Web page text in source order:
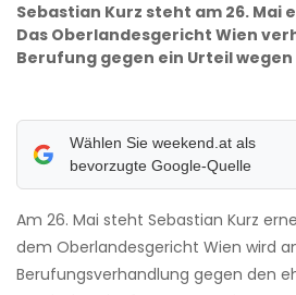
Sebastian Kurz steht am 26. Mai
Das Oberlandesgericht Wien
Berufung gegen ein Urteil
Wählen Sie weekend.at als
bevorzugte Google-Quelle
Am 26. Mai steht Sebastian Kurz
dem Oberlandesgericht Wien wird
Berufungsverhandlung gegen den